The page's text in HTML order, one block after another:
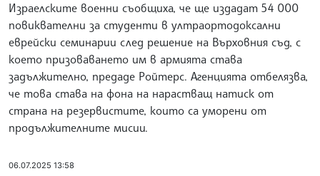
Израелските военни съобщиха, че ще издадат 54 000
повиквателни за студенти в ултраортодоксални
еврейски семинарии след решение на Върховния съд, с
което призоваването им в армията става
задължително, предаде Ройтерс. Агенцията отбелязва,
че това става на фона на нарастващ натиск от
страна на резервистите, които са уморени от
продължителните мисии.
06.07.2025 13:58